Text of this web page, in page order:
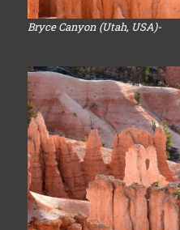
Bryce Canyon (Utah, USA)-